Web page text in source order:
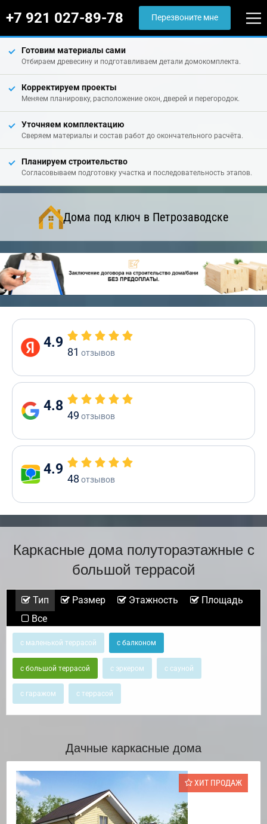
+7 921 027-89-78 Перезвоните мне
Готовим материалы сами
Отбираем древесину и подготавливаем детали домокомплекта.
Корректируем проекты
Меняем планировку, расположение окон, дверей и перегородок.
Уточняем комплектацию
Сверяем материалы и состав работ до окончательного расчёта.
Планируем строительство
Согласовываем подготовку участка и последовательность этапов.
Дома под ключ в Петрозаводске
4.9
81 отзывов
4.8
49 отзывов
4.9
48 отзывов
Каркасные дома полутораэтажные с
большой террасой
Тип Размер Этажность
Площадь
Все
с маленькой террасой с балконом
с большой террасой с эркером с сауной
с гаражом с террасой
Дачные каркасные дома
ХИТ ПРОДАЖ